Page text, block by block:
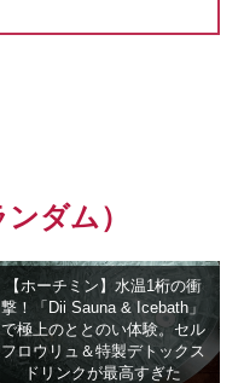
ダム）
【ホーチミン】水温1桁の衝
撃！「Dii Sauna & Icebath」
で極上のととのい体験。セル
フロウリュ＆特製デトックス
ドリンクが最高すぎた